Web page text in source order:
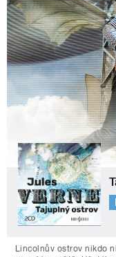
Lincolnův ostrov nikdo